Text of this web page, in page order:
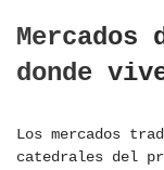
Mercados
donde
Los mercados
catedrales del